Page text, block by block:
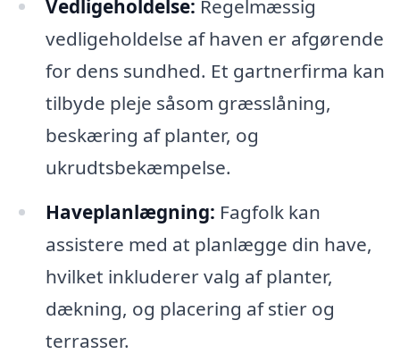
Vedligeholdelse: Regelmæssig
vedligeholdelse af haven er afgørende
for dens sundhed. Et gartnerfirma kan
tilbyde pleje såsom græsslåning,
beskæring af planter, og
ukrudtsbekæmpelse.
Haveplanlægning: Fagfolk kan
assistere med at planlægge din have,
hvilket inkluderer valg af planter,
dækning, og placering af stier og
terrasser.